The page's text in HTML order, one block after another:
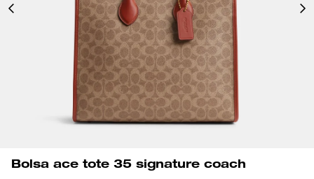
Bolsa ace tote 35 signature coach